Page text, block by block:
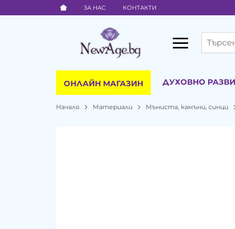
ЗА НАС КОНТАКТИ
ОНЛАЙН МАГАЗИН ДУХОВНО
Начало Материали Мъниста, камъни, синци